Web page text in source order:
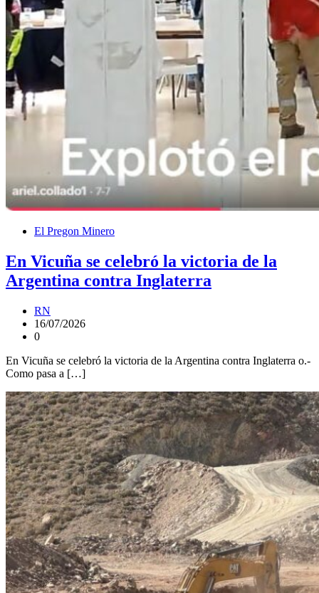
El Pregon Minero
En Vicuña se celebró la victoria de la
Argentina contra Inglaterra
RN
16/07/2026
0
En Vicuña se celebró la victoria de la Argentina contra Inglaterra o.-
Como pasa a […]